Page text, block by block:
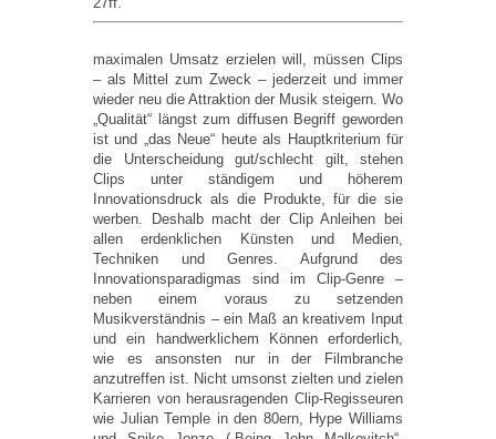
maximalen Umsatz erzielen will, müssen Clips
– als Mittel zum Zweck – jederzeit und immer
wieder neu die Attraktion der Musik steigern. Wo
„Qualität“ längst zum diffusen Begriff geworden
ist und „das Neue“ heute als Hauptkriterium für
die Unterscheidung gut/schlecht gilt, stehen
Clips unter ständigem und höherem
Innovationsdruck als die Produkte, für die sie
werben. Deshalb macht der Clip Anleihen bei
allen erdenklichen Künsten und Medien,
Techniken und Genres. Aufgrund des
Innovationsparadigmas sind im Clip-Genre –
neben einem voraus zu setzenden
Musikverständnis – ein Maß an kreativem Input
und ein handwerklichem Können erforderlich,
wie es ansonsten nur in der Filmbranche
anzutreffen ist. Nicht umsonst zielten und zielen
Karrieren von herausragenden Clip-Regisseuren
wie Julian Temple in den 80ern, Hype Williams